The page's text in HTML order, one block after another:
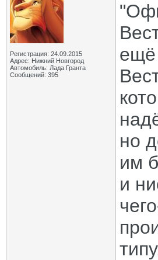
Регистрация: 24.09.2015
Адрес: Нижний Новгород
Автомобиль: Лада Гранта
Сообщений: 395
ещё
но
им
и